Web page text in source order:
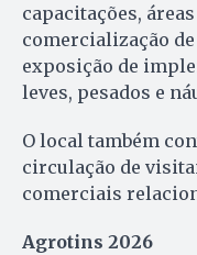
capacitações,
comercialização
exposição de
leves, pesados e
O local também
circulação de
comerciais
Agrotins 2026